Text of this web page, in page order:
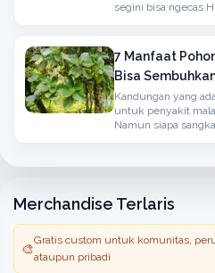
segini bisa ngecas
7 Manfaat
Bisa
Kandungan yang
untuk penyakit
Namun siapa
Merchandise Terlaris
🎨
Gratis custom untuk komunitas,
ataupun pribadi